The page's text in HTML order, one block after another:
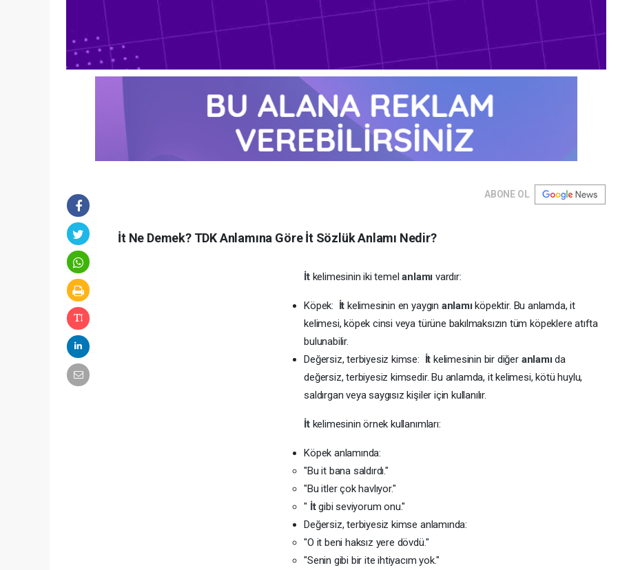
ABONE OL
İt Ne Demek? TDK Anlamına Göre İt Sözlük Anlamı Nedir?
İt kelimesinin iki temelanlamı vardır:
Köpek: İt kelimesinin en yaygın anlamıköpektir. Bu anlamda, it
kelimesi, köpek cinsi veya türüne bakılmaksızın tüm köpeklere atıfta
bulunabilir.
Değersiz, terbiyesiz kimse: İt kelimesinin bir diğer anlamıda
değersiz, terbiyesiz kimsedir. Bu anlamda, it kelimesi, kötü huylu,
saldırgan veya saygısız kişiler için kullanılır.
İt kelimesinin örnek kullanımları:
Köpek anlamında:
"Bu it bana saldırdı."
"Bu itler çok havlıyor."
" İtgibi seviyorum onu."
Değersiz, terbiyesiz kimse anlamında:
"O it beni haksız yere dövdü."
"Senin gibi bir ite ihtiyacım yok."